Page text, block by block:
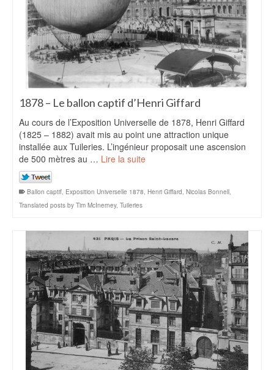
1878 – Le ballon captif d’Henri Giffard
Au cours de l’Exposition Universelle de 1878, Henri Giffard
(1825 – 1882) avait mis au point une attraction unique
installée aux Tuileries. L’ingénieur proposait une ascension
de 500 mètres au … Lire la suite
Ballon captif, Exposition Universelle 1878, Henri Giffard, Nicolas Bonnell,
Translated posts by Tim McInerney, Tuileries